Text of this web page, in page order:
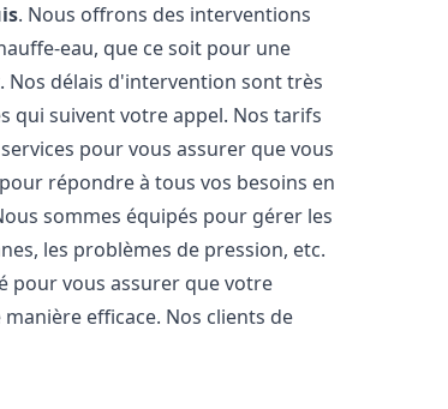
. Nous offrons des interventions
eau, que ce soit pour une
délais d'intervention sont très
qui suivent votre appel. Nos tarifs
pour vous assurer que vous
répondre à tous vos besoins en
sommes équipés pour gérer les
les problèmes de pression, etc.
pour vous assurer que votre
efficace. Nos clients de